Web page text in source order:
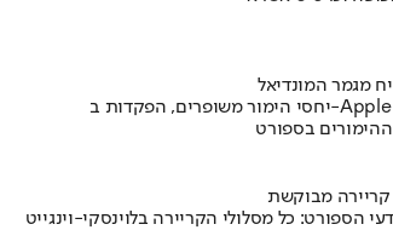
מגמר המונדיאל
בספורט
קריירה מבוקשת
הספורט: כל מסלולי הקריירה בלוינסקי-וינגייט